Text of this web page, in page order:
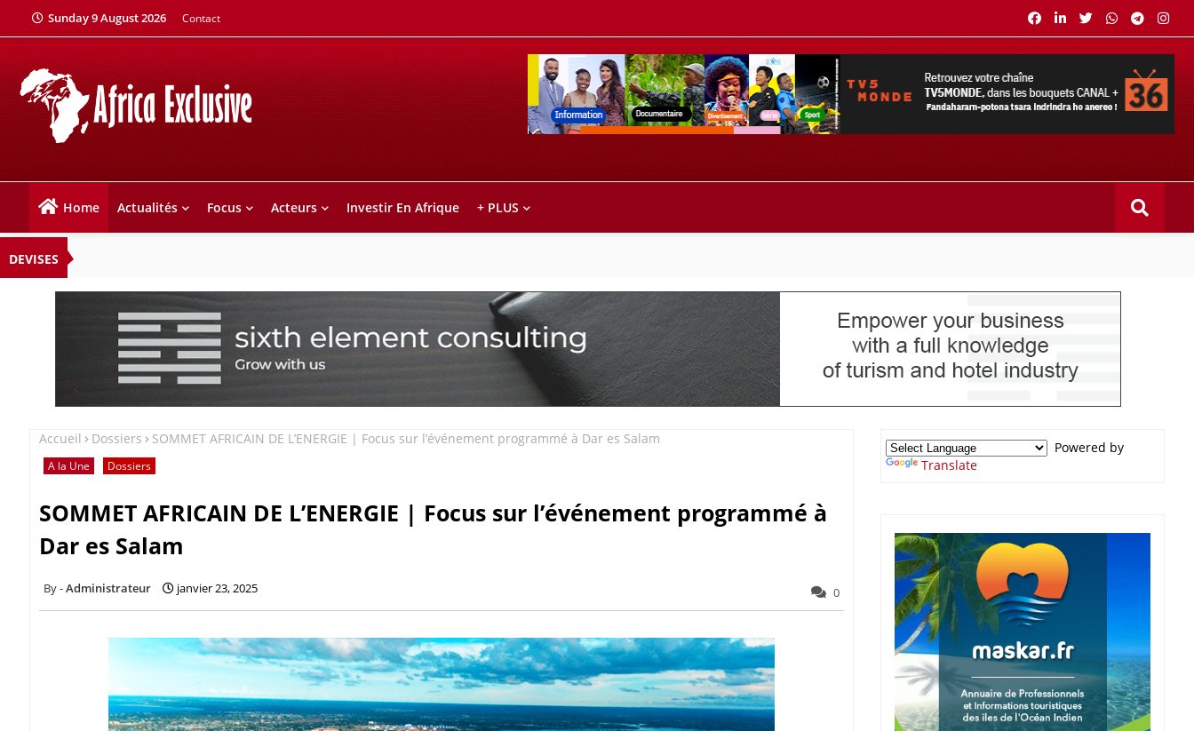
Sunday 9 August 2026 Contact
Home Actualités Focus Acteurs Investir En Afrique + PLUS
DEVISES
Accueil Dossiers SOMMET AFRICAIN DE L’ENERGIE | Focus sur l’événement programmé à Dar es Salam
A la Une Dossiers
SOMMET AFRICAIN DE L’ENERGIE | Focus sur l’événement programmé à
Dar es Salam
Administrateur janvier 23, 2025 0
Powered by
Translate